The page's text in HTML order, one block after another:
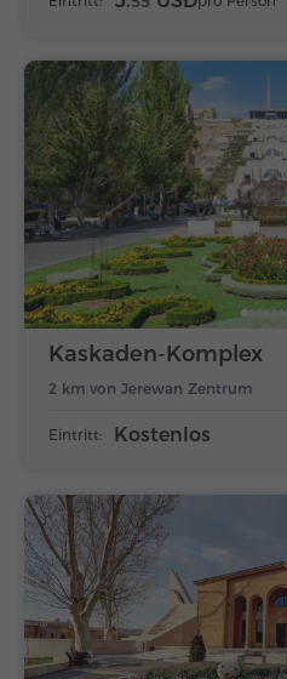
2 km von Jerewan Zentrum
Kaskaden-Komplex
Eintritt: Kostenlos